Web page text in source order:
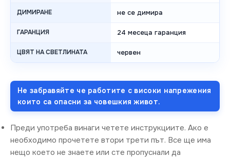
ДИМИРАНЕ не се димира
ГАРАНЦИЯ 24 месеца гаранция
ЦВЯТ НА СВЕТЛИНАТА червен
Не забравяйте че работите с високи напрежения
които са опасни за човешкия живот.
Преди употреба винаги четете инструкциите. Ако е
необходимо прочетете втори трети път. Все ще има
нещо което не знаете или сте пропуснали да